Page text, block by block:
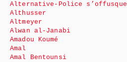
Alternative-Police s’offusque
Althusser
Altmeyer
Alwan al-Janabi
Amadou Koumé
Amal
Amal Bentounsi